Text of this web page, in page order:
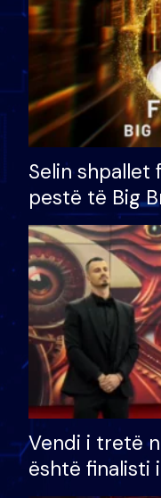
Selin shpallet
pestë të Big
çmimin e
Vendi i tretë
është finalisti